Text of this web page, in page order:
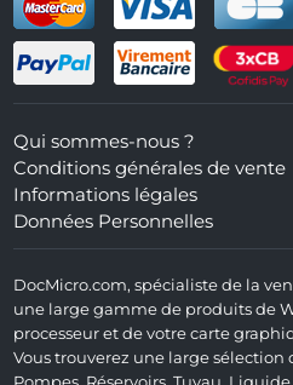
Qui sommes-nous ?
Conditions générales de vente
Informations légales
Données Personnelles
DocMicro.com, spécialiste de la
une large gamme de produits de
processeur et de votre carte
Vous trouverez une large